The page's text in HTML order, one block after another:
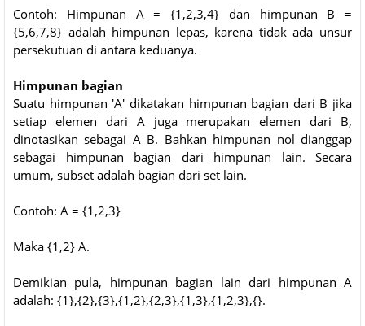
Contoh: Himpunan A = {1,2,3,4} dan himpunan B =
{5,6,7,8} adalah himpunan lepas, karena tidak ada unsur
persekutuan di antara keduanya.
Himpunan bagian
Suatu himpunan 'A' dikatakan himpunan bagian dari B jika
setiap elemen dari A juga merupakan elemen dari B,
dinotasikan sebagai A B. Bahkan himpunan nol dianggap
sebagai himpunan bagian dari himpunan lain. Secara
umum, subset adalah bagian dari set lain.
Contoh: A = {1,2,3}
Maka {1,2} A.
Demikian pula, himpunan bagian lain dari himpunan A
adalah: {1},{2},{3},{1,2},{2,3},{1,3},{1,2,3},{}.